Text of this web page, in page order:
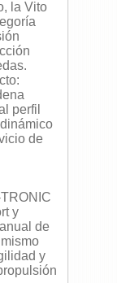
la Vito
perfil
de
y
de
y